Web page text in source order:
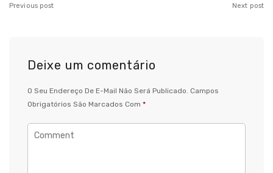
Previous post Next post
Deixe um comentário
O Seu Endereço De E-Mail Não Será Publicado. Campos
Obrigatórios São Marcados Com *